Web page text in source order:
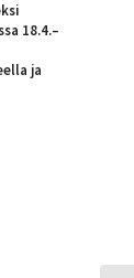
18.4.–
ja